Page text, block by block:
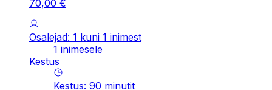
70,00 €
Osalejad: 1 kuni 1 inimest
1 inimesele
Kestus
Kestus: 90 minutit